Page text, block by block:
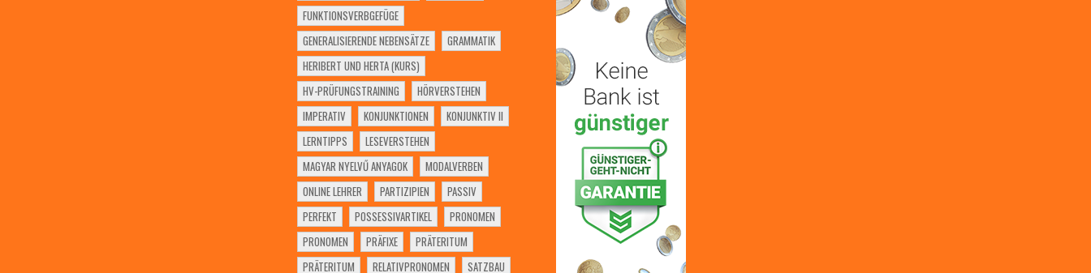
FUNKTIONSVERBGEFÜGE
GENERALISIERENDE NEBENSÄTZE
GRAMMATIK
HERIBERT UND HERTA (KURS)
HV-PRÜFUNGSTRAINING
HÖRVERSTEHEN
IMPERATIV
KONJUNKTIONEN
KONJUNKTIV II
LERNTIPPS
LESEVERSTEHEN
MAGYAR NYELVŰ ANYAGOK
MODALVERBEN
ONLINE LEHRER
PARTIZIPIEN
PASSIV
PERFEKT
POSSESSIVARTIKEL
PRONOMEN
PRONOMEN
PRÄFIXE
PRÄTERITUM
PRÄTERITUM
RELATIVPRONOMEN SATZBAU